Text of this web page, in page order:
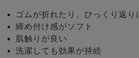
ゴムが折れたり、ひっくり返り
締め付け感がソフト
肌触りが良い
洗濯しても効果が持続